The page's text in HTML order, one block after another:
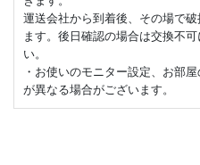
運送会社から到着後、その場で
ます。後日確認の場合は交換不
い。
・お使いのモニター設定、お部
が異なる場合がございます。